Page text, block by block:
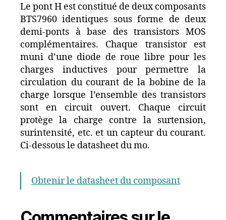
Le pont H est constitué de deux composants
BTS7960 identiques sous forme de deux
demi-ponts à base des transistors MOS
complémentaires. Chaque transistor est
muni d’une diode de roue libre pour les
charges inductives pour permettre la
circulation du courant de la bobine de la
charge lorsque l’ensemble des transistors
sont en circuit ouvert. Chaque circuit
protège la charge contre la surtension,
surintensité, etc. et un capteur du courant.
Ci-dessous le datasheet du mo.
Obtenir le datasheet du composant